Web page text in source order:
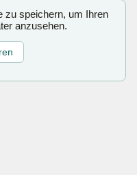
zu speichern, um Ihren
anzusehen.